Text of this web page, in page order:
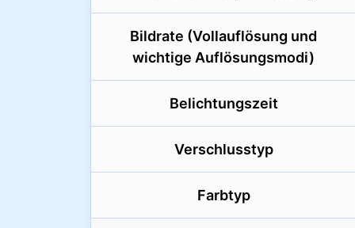
Bildrate (Vollauflösung und
wichtige Auflösungsmodi)
Belichtungszeit
Verschlusstyp
Farbtyp